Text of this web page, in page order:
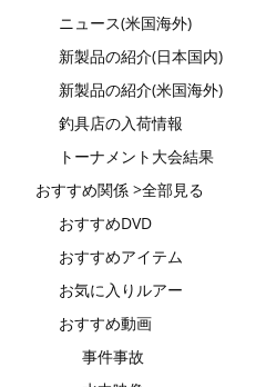
ニュース(米国海外)
新製品の紹介(日本国内)
新製品の紹介(米国海外)
釣具店の入荷情報
トーナメント大会結果
おすすめ関係 >全部見る
おすすめDVD
おすすめアイテム
お気に入りルアー
おすすめ動画
事件事故